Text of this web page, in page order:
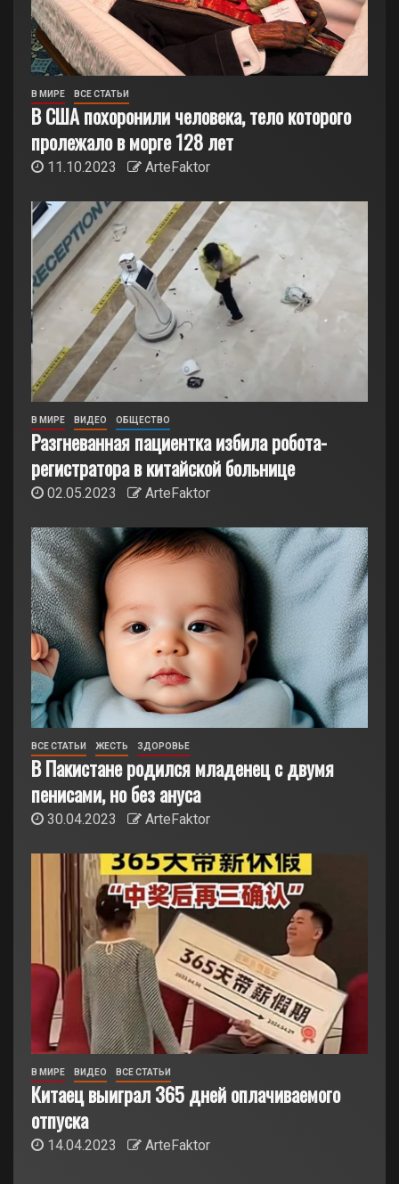
В МИРЕ ВСЕ СТАТЬИ
В США похоронили человека, тело которого
пролежало в морге 128 лет
11.10.2023 ArteFaktor
В МИРЕ ВИДЕО ОБЩЕСТВО
Разгневанная пациентка избила робота-
регистратора в китайской больнице
02.05.2023 ArteFaktor
ВСЕ СТАТЬИ ЖЕСТЬ ЗДОРОВЬЕ
В Пакистане родился младенец с двумя
пенисами, но без ануса
30.04.2023 ArteFaktor
В МИРЕ ВИДЕО ВСЕ СТАТЬИ
Китаец выиграл 365 дней оплачиваемого
отпуска
14.04.2023 ArteFaktor